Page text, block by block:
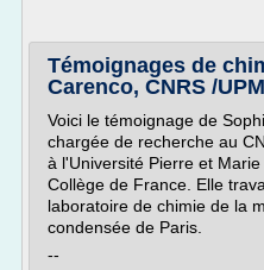
Témoignages de
Carenco, CNRS /
Voici le témoignage de
chargée de recherche au
à l'Université Pierre et
Collège de France. Elle
laboratoire de chimie de la
condensée de Paris.
--